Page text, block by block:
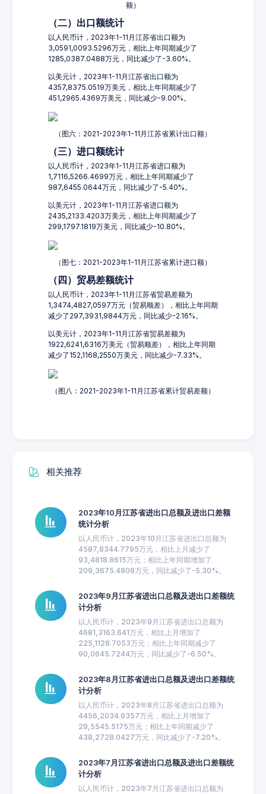
额）
（二）出口额统计
以人民币计，2023年1-11月江苏省出口额为
3,0591,0093.5296万元，相比上年同期减少了
1285,0387.0488万元，同比减少了-3.60%。
以美元计，2023年1-11月江苏省出口额为
4357,8375.0519万美元，相比上年同期减少了
451,2965.4369万美元，同比减少-9.00%。
（图六：2021-2023年1-11月江苏省累计出口额）
（三）进口额统计
以人民币计，2023年1-11月江苏省进口额为
1,7116,5266.4699万元，相比上年同期减少了
987,6455.0644万元，同比减少了-5.40%。
以美元计，2023年1-11月江苏省进口额为
2435,2133.4203万美元，相比上年同期减少了
299,1797.1819万美元，同比减少-10.80%。
（图七：2021-2023年1-11月江苏省累计进口额）
（四）贸易差额统计
以人民币计，2023年1-11月江苏省贸易差额为
1,3474,4827,0597万元（贸易顺差），相比上年同期
减少了297,3931,9844万元，同比减少-2.16%。
以美元计，2023年1-11月江苏省贸易差额为
1922,6241,6316万美元（贸易顺差），相比上年同期
减少了152,1168,2550万美元，同比减少-7.33%。
（图八：2021-2023年1-11月江苏省累计贸易差额）
相关推荐
2023年10月江苏省进出口总额及进出口差额
统计分析
以人民币计，2023年10月江苏省进出口总额为
4587,8344.7795万元，相比上月减少了
93,4818.8615万元；相比上年同期增加了
209,3675.4809万元，同比减少了-5.30%。
2023年9月江苏省进出口总额及进出口差额统
计分析
以人民币计，2023年9月江苏省进出口总额为
4681,3163.641万元，相比上月增加了
225,1128.7053万元；相比上年同期减少了
90,0645.7244万元，同比减少了-6.50%。
2023年8月江苏省进出口总额及进出口差额统
计分析
以人民币计，2023年8月江苏省进出口总额为
4456,2034.9357万元，相比上月增加了
29,5545.5175万元；相比上年同期减少了
438,2728.0427万元，同比减少了-7.20%。
2023年7月江苏省进出口总额及进出口差额统
计分析
以人民币计，2023年7月江苏省进出口总额为